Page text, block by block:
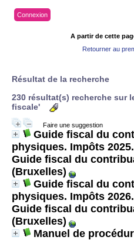
Connexion
A partir de cette
Retourner au
Résultat de la recherche
230 résultat(s) recherche sur
fiscale'
Faire une suggestion
Guide fiscal du
physiques. Impôts
Guide fiscal du
(Bruxelles)
Guide fiscal du
physiques. Impôts
Guide fiscal du
(Bruxelles)
Manuel de